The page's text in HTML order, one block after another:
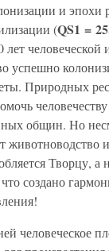
и эпохи
(QS1 =
человеческой
успешно
Природных
человечеству
общин. Но
животноводство
Творцу, а
создано
человеческое